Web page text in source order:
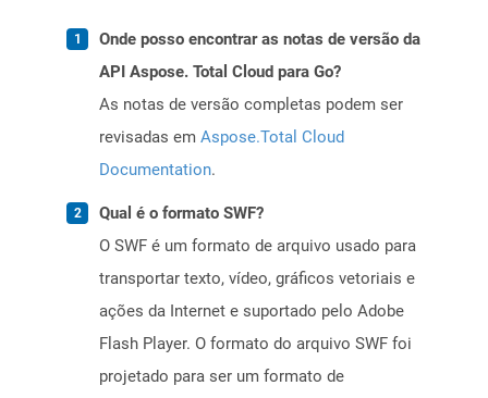
Onde posso encontrar as notas de versão da
API Aspose. Total Cloud para Go?
As notas de versão completas podem ser
revisadas em Aspose.Total Cloud
Documentation.
Qual é o formato SWF?
O SWF é um formato de arquivo usado para
transportar texto, vídeo, gráficos vetoriais e
ações da Internet e suportado pelo Adobe
Flash Player. O formato do arquivo SWF foi
projetado para ser um formato de